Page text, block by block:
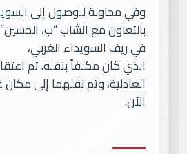
وفي محاولة للوصول إلى
بالتعاون مع الشاب “ب،
في ريف السويداء الغربي،
الذي كان مكلفاً بنقله. تم
العادلية، وتم نقلهما إلى
الآن.